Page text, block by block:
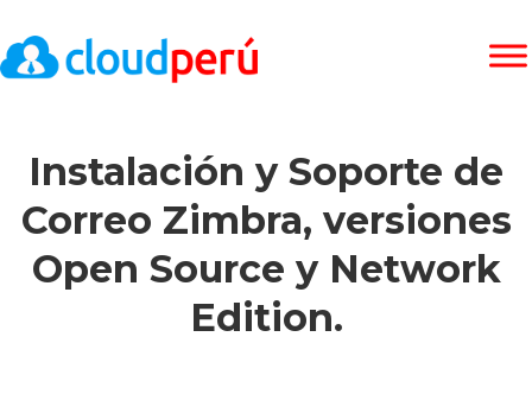
Instalación y Soporte de
Correo Zimbra, versiones
Open Source y Network
Edition.